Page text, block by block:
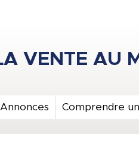
Annonces Comprendre